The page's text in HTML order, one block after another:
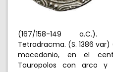
(167/158-149 a.C.).
Tetradracma. (S. 1386 var)
macedonio, en el
Tauropolos con arco y